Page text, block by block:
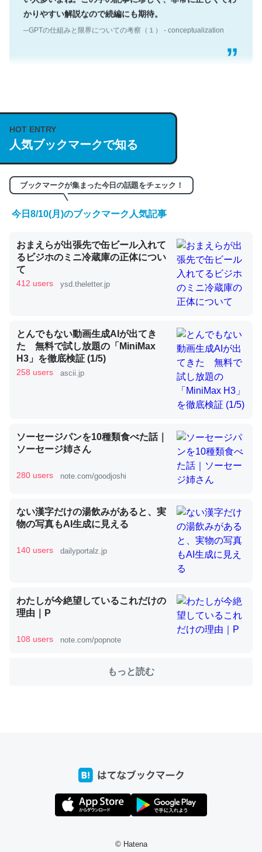
かりやすい解説なので続編にも期待。
─GPTの仕組みと限界についての考察（１） - conceptualization
説してる記事が少ないので貴重な良記事。/続編来た
https://isobe324649.hatenablog.com/entry/2023/03/27
/064121
─GPTの仕組みと限界についての考察（１） - conceptualization
くらい。小説でいう「ずっと前の伏線」は回収されないけ
ど、短期記憶というには多い分量。進化すればするほど分
かりやすく強くなりそう
─GPTの仕組みと限界についての考察（１） - conceptualization
昆虫ってカルシウム少ないのか。知らんかった。調べたら
コオロギのカルシウム分はエビの600分の1程度。
─ニュース :: 【研究発表】昆虫学の大問題＝「昆虫はなぜ海にいな
論文では「淡水はカルシウムも酸素も不足してて両方に不
いる鋏角類（カブトガニ・ウミグモ）はカルシウムを使わ
ずキチンを強化してる筈だが、酵素が違うのか？
─ニュース :: 【研究発表】昆虫学の大問題＝「昆虫はなぜ海にいな
いのか」に関する新仮説
これを元に考えるとカルシウムを大量に使う脊椎動物と貝
類は苦労してるんだな…。腹足類だと殻を無くしてナメク
─ニュース :: 【研究発表】昆虫学の大問題＝「昆虫はなぜ海にいな
ちぼちRingも置こうかと画策中。あと、Googleマップで
これ見て生きてるなって分かる。
─たまにLINEするくらいだった遠方の父67歳と僕。ITツール導入で
HOT ENTRY
人気ブックマークで知る
ブックマークが集まった今日の話題をチェック！
今日8/10(月)のブックマーク人気記事
おまえらが出張先で缶ビール入れて
るビジホのミニ冷蔵庫の正体につい
て
412 users ysd.theletter.jp
とんでもない動画生成AIが出てき
た 無料で試し放題の「MiniMax
H3」を徹底検証 (1/5)
258 users ascii.jp
ソーセージパンを10種類食べた話｜
ソーセージ姉さん
280 users note.com/goodjoshi
ない漢字だけの湯飲みがあると、実
物の写真もAI生成に見える
140 users dailyportalz.jp
わたしが今絶望しているこれだけの
理由｜P
108 users note.com/popnote
もっと読む
© Hatena